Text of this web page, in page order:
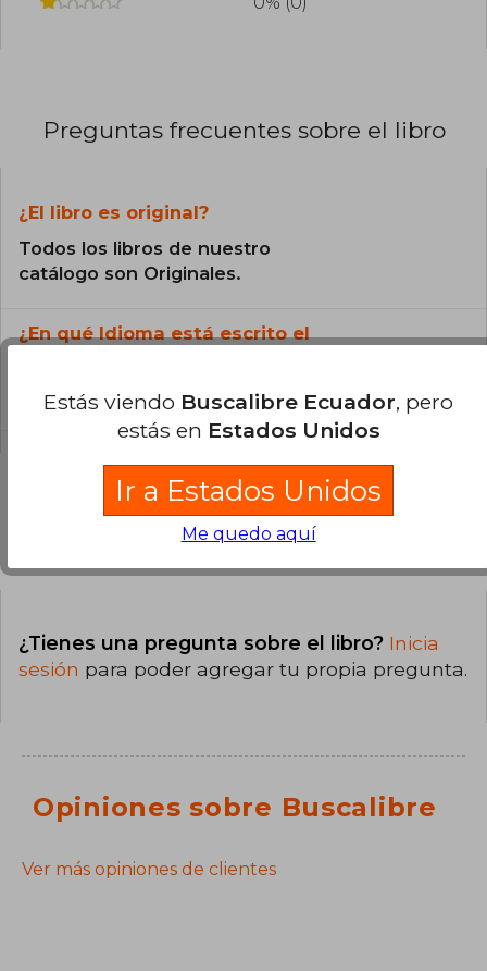
Preguntas frecuentes sobre el libro
¿El libro es original?
Todos los libros de nuestro
catálogo son Originales.
¿En qué Idioma está escrito el
El libro está escrito en Español.
Preguntas y respuestas sobre el libro
¿Tienes una pregunta sobre el libro? Inicia
sesión para poder agregar tu propia pregunta.
Opiniones sobre Buscalibre
Ver más opiniones de clientes
Estás viendo Buscalibre Ecuador, pero
estás en Estados Unidos
Ir a Estados Unidos
Me quedo aquí